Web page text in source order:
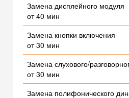
Замена дисплейного модуля
от 40 мин
Замена кнопки включения
от 30 мин
Замена слухового/
от 30 мин
Замена полифонического